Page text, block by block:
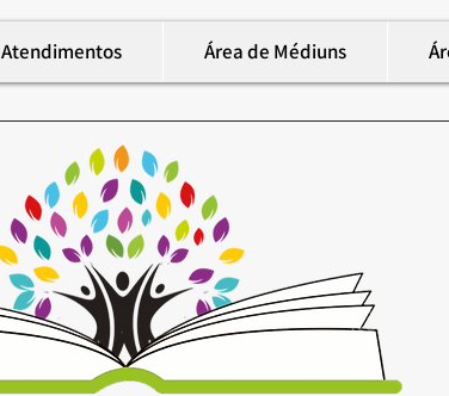
Atendimentos Área de Médiuns